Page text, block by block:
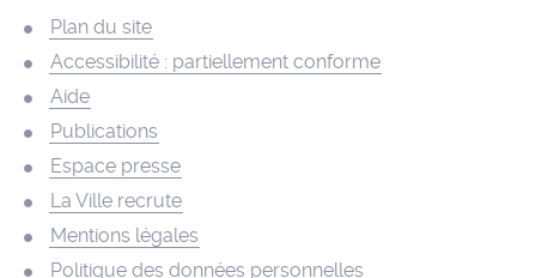
Plan du site
Accessibilité : partiellement conforme
Aide
Publications
Espace presse
La Ville recrute
Mentions légales
Politique des données personnelles